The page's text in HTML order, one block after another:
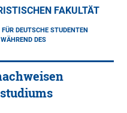
FAKULTÄT
DEUTSCHE STUDENTEN
DES